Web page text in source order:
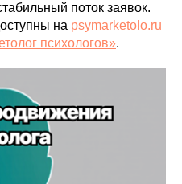
поток заявок.
на psymarketolo.ru
психологов».